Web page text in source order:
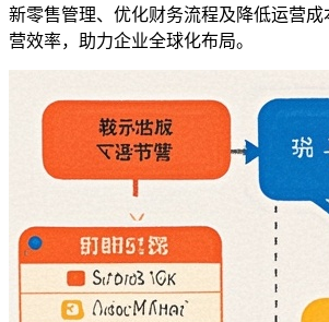
新零售管理、优化财务流程及降低运营
营效率，助力企业全球化布局。